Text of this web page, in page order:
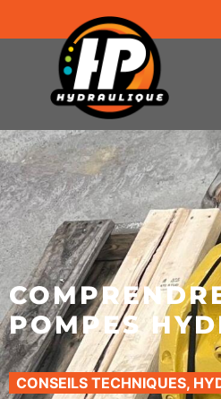
POMPES
CONSEILS TECHNIQUES,